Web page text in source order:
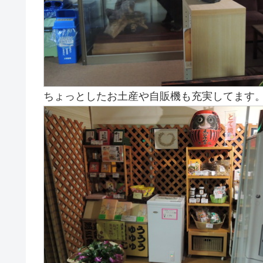
ちょっとしたお土産や自販機も充実してます